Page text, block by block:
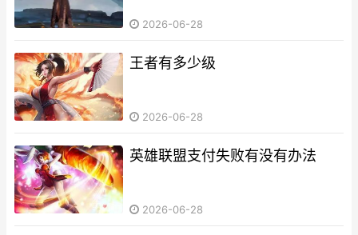
2026-06-28
王者有多少级
2026-06-28
英雄联盟支付失败有没有办法
2026-06-28